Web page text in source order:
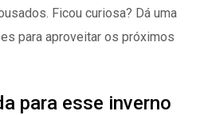
Ficou curiosa? Dá uma
para aproveitar os próximos
para esse inverno